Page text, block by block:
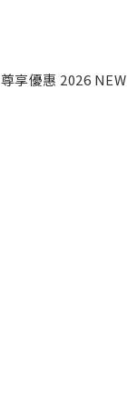
尊享優惠 2026 NEW